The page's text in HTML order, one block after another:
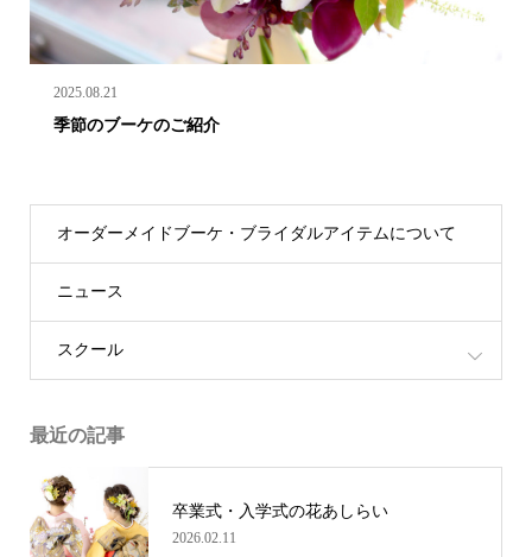
2025.08.21
季節のブーケのご紹介
オーダーメイドブーケ・ブライダルアイテムについて
ニュース
スクール
最近の記事
卒業式・入学式の花あしらい
2026.02.11